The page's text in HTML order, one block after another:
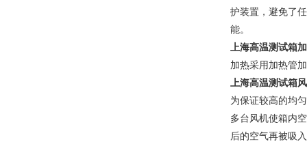
护装置，避免了
能。
上海高温测试箱
加热采用加热管
上海高温测试箱
为保证较高的均
多台风机使箱内
后的空气再被吸